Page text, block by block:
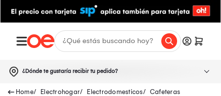
¿Dónde te gustaría recibir tu pedido?
Electrohogar Electrodomesticos
Cafeteras